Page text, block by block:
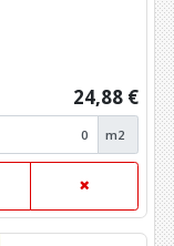
24,88 €
m2